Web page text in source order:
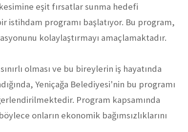
eşit fırsatlar sunma hedefi
istihdam programı başlatıyor. Bu program,
kolaylaştırmayı amaçlamaktadır.
olması ve bu bireylerin iş hayatında
Yeniçağa Belediyesi'nin bu programı
Program kapsamında
onların ekonomik bağımsızlıklarını